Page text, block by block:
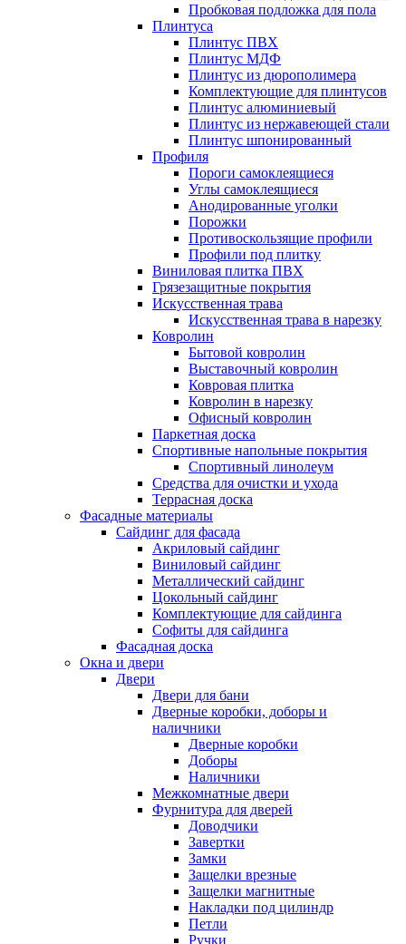
Пробковая подложка для пола
Плинтуса
Плинтус ПВХ
Плинтус МДФ
Плинтус из дюрополимера
Комплектующие для плинтусов
Плинтус алюминиевый
Плинтус из нержавеющей стали
Плинтус шпонированный
Профиля
Пороги самоклеящиеся
Углы самоклеящиеся
Анодированные уголки
Порожки
Противоскользящие профили
Профили под плитку
Виниловая плитка ПВХ
Грязезащитные покрытия
Искусственная трава
Искусственная трава в нарезку
Ковролин
Бытовой ковролин
Выставочный ковролин
Ковровая плитка
Ковролин в нарезку
Офисный ковролин
Паркетная доска
Спортивные напольные покрытия
Спортивный линолеум
Средства для очистки и ухода
Террасная доска
Фасадные материалы
Сайдинг для фасада
Акриловый сайдинг
Виниловый сайдинг
Металлический сайдинг
Цокольный сайдинг
Комплектующие для сайдинга
Софиты для сайдинга
Фасадная доска
Окна и двери
Двери
Двери для бани
Дверные коробки, доборы и
наличники
Дверные коробки
Доборы
Наличники
Межкомнатные двери
Фурнитура для дверей
Доводчики
Завертки
Замки
Защелки врезные
Защелки магнитные
Накладки под цилиндр
Петли
Ручки